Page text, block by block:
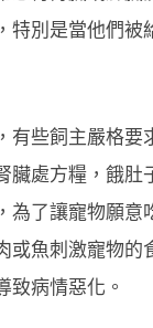
特別是當他們被
有些飼主嚴格要
臟處方糧，餓肚
為了讓寵物願意
或魚刺激寵物的
致病情惡化。